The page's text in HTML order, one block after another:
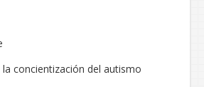
concientización del autismo